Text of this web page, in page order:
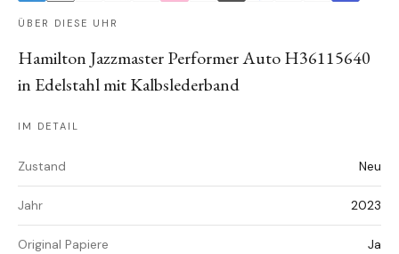
ÜBER DIESE UHR
Hamilton Jazzmaster Performer Auto H36115640
in Edelstahl mit Kalbslederband
IM DETAIL
Zustand Neu
Jahr 2023
Original Papiere Ja